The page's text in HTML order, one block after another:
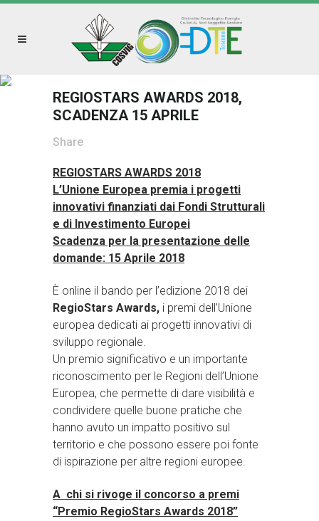
REGIOSTARS AWARDS 2018,
SCADENZA 15 APRILE
Share
REGIOSTARS AWARDS 2018
L’Unione Europea premia i progetti
innovativi finanziati dai Fondi Strutturali
e di Investimento Europei
Scadenza per la presentazione delle
domande: 15 Aprile 2018
È online il bando per l’edizione 2018 dei
RegioStars Awards, i premi dell’Unione
europea dedicati ai progetti innovativi di
sviluppo regionale.
Un premio significativo e un importante
riconoscimento per le Regioni dell’Unione
Europea, che permette di dare visibilità e
condividere quelle buone pratiche che
hanno avuto un impatto positivo sul
territorio e che possono essere poi fonte
di ispirazione per altre regioni europee.
A chi si rivoge il concorso a premi
“Premio RegioStars Awards 2018”